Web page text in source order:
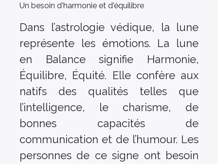
Un besoin d'harmonie et d'équilibre
Dans l’astrologie védique, la lune
représente les émotions. La lune
en Balance signifie Harmonie,
Équilibre, Équité. Elle confère aux
natifs des qualités telles que
l’intelligence, le charisme, de
bonnes capacités de
communication et de l’humour. Les
personnes de ce signe ont besoin